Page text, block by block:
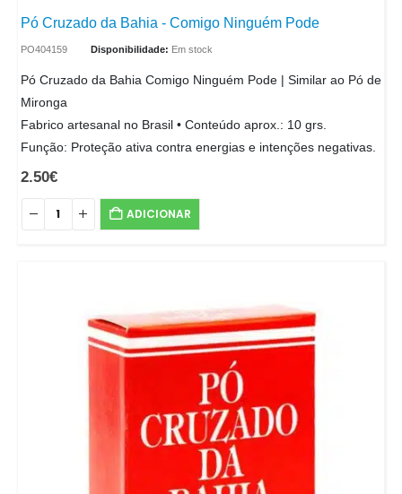
Pó Cruzado da Bahia - Comigo Ninguém Pode
PO404159 Disponibilidade: Em stock
Pó Cruzado da Bahia Comigo Ninguém Pode | Similar ao Pó de
Mironga
Fabrico artesanal no Brasil • Conteúdo aprox.: 10 grs.
Função: Proteção ativa contra energias e intenções negativas.
2.50€
ADICIONAR